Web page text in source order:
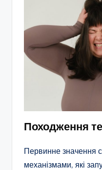
Походження
Первинне значення
механізмами, які